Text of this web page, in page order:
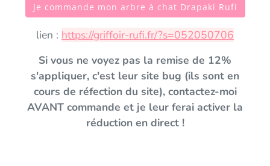
Je commande mon arbre à chat Drapaki Rufi
lien : https://griffoir-rufi.fr/?s=052050706
Si vous ne voyez pas la remise de 12%
s'appliquer, c'est leur site bug (ils sont en
cours de réfection du site), contactez-moi
AVANT commande et je leur ferai activer la
réduction en direct !